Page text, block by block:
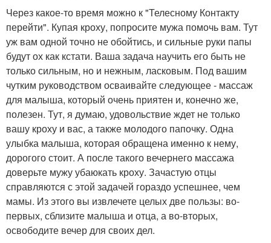
Через какое-то время можно к "Телесному Контакту
перейти". Купая кроху, попросите мужа помочь вам. Тут
уж вам одной точно не обойтись, и сильные руки папы
будут ох как кстати. Ваша задача научить его быть не
только сильным, но и нежным, ласковым. Под вашим
чутким руководством осваивайте следующее - массаж
для малыша, который очень приятен и, конечно же,
полезен. Тут, я думаю, удовольствие ждет не только
вашу кроху и вас, а также молодого папочку. Одна
улыбка малыша, которая обращена именно к нему,
дорогого стоит. А после такого вечернего массажа
доверьте мужу убаюкать кроху. Зачастую отцы
справляются с этой задачей гораздо успешнее, чем
мамы. Из этого вы извлечете целых две пользы: во-
первых, сблизите малыша и отца, а во-вторых,
освободите вечер для своих дел.